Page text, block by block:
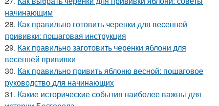
начинающим
28. Как правильно готовить черенки для весенней
прививки: пошаговая инструкция
29. Как правильно заготовить черенки яблони для
весенней прививки
30. Как правильно привить яблоню весной: пошаговое
руководство для начинающих
31. Какие исторические события наиболее важны для